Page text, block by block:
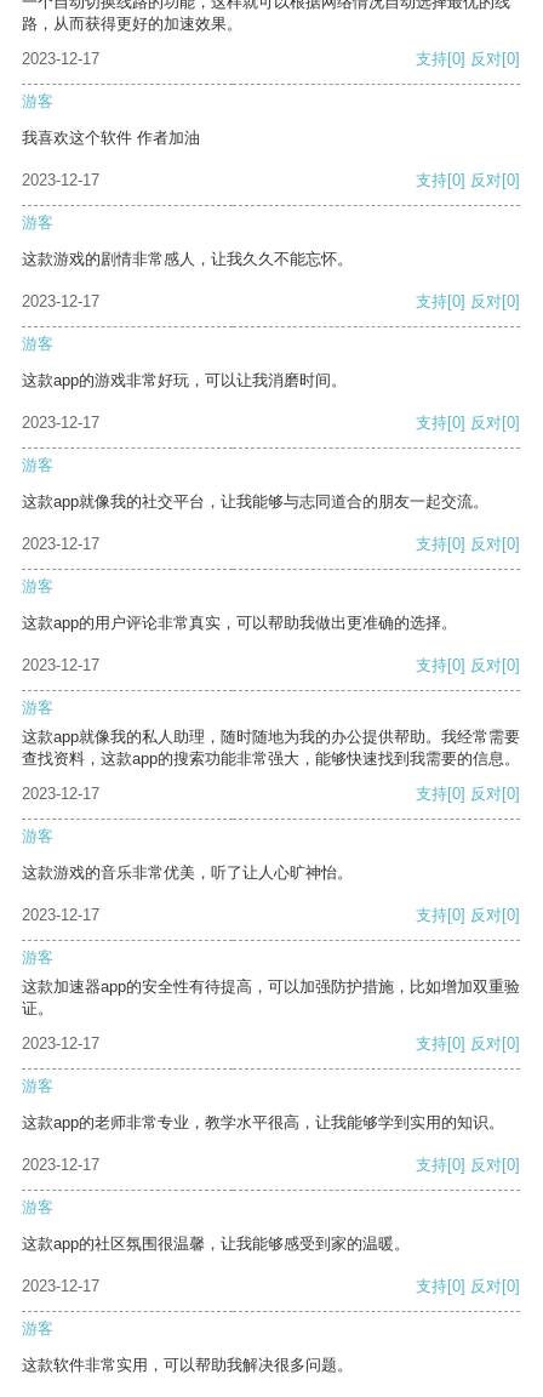
路，从而获得更好的加速效果。
2023-12-17
支持[0] 反对[0]
游客
我喜欢这个软件 作者加油
2023-12-17 支持[0] 反对[0]
游客
这款游戏的剧情非常感人，让我久久不能忘怀。
2023-12-17 支持[0] 反对[0]
游客
这款app的游戏非常好玩，可以让我消磨时间。
2023-12-17 支持[0] 反对[0]
游客
这款app就像我的社交平台，让我能够与志同道合的朋友一起交流。
2023-12-17 支持[0] 反对[0]
游客
这款app的用户评论非常真实，可以帮助我做出更准确的选择。
2023-12-17 支持[0] 反对[0]
游客
这款app就像我的私人助理，随时随地为我的办公提供帮助。我经常需要
查找资料，这款app的搜索功能非常强大，能够快速找到我需要的信息。
2023-12-17
支持[0] 反对[0]
游客
这款游戏的音乐非常优美，听了让人心旷神怡。
2023-12-17 支持[0] 反对[0]
游客
这款加速器app的安全性有待提高，可以加强防护措施，比如增加双重验
证。
2023-12-17
支持[0] 反对[0]
游客
这款app的老师非常专业，教学水平很高，让我能够学到实用的知识。
2023-12-17 支持[0] 反对[0]
游客
这款app的社区氛围很温馨，让我能够感受到家的温暖。
2023-12-17 支持[0] 反对[0]
游客
这款软件非常实用，可以帮助我解决很多问题。